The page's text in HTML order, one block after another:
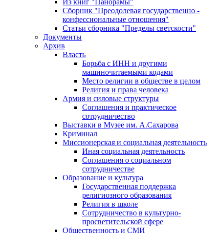
Из книг "Панорамы"
Сборник "Преодолевая государственно -
конфессиональные отношения"
Статьи сборника "Пределы светскости"
Документы
Архив
Власть
Борьба с ИНН и другими
машиночитаемыми кодами
Место религии в обществе в целом
Религия и права человека
Армия и силовые структуры
Соглашения и практическое
сотрудничество
Выставки в Музее им. А.Сахарова
Криминал
Миссионерская и социальная деятельность
Иная социальная деятельность
Соглашения о социальном
сотрудничестве
Образование и культура
Государственная поддержка
религиозного образования
Религия в школе
Сотрудничество в культурно-
просветительской сфере
Общественность и СМИ